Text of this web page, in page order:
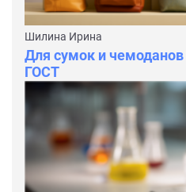
Шилина Ирина
Для сумок и
ГОСТ